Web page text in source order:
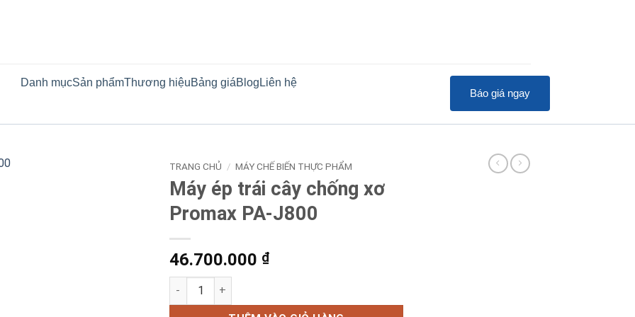
Danh mụcSản phẩmThương hiệuBảng giáBlog Liên hệ
Báo giá ngay
TRANG CHỦ / MÁY CHẾ BIẾN THỰC PHẨM
Máy ép trái cây chống xơ
Promax PA-J800
46.700.000 ₫
Máy ép trái cây chống xơ Promax PA-J800 số lượng